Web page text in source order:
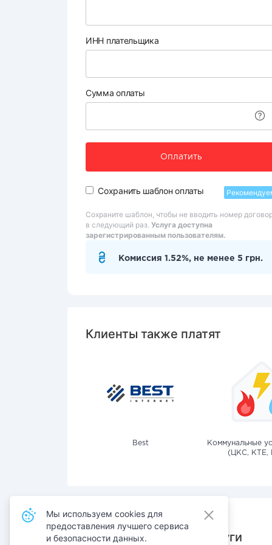
ИНН плательщика
Сумма оплаты
Оплатить
Сохранить шаблон оплаты
Сохраните шаблон, чтобы не вводить номер
в следующий раз. Услуга доступна
зарегистрированным пользователям.
Комиссия 1.52%, не менее 5 грн.
Клиенты также платят
Best
Коммунальные
(ЦКС, КТЕ,
Также оплачивают услуги
Мы используем cookies для
предоставления лучшего сервиса
и безопасности данных.